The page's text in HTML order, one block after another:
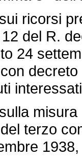
ricorsi
del R.
24
misura
terzo